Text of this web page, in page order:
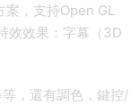
案，支持Open GL
效效果：字幕（3D
，還有調色，鍵控/